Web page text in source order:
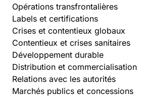
Opérations transfrontalières
Labels et certifications
Crises et contentieux globaux
Contentieux et crises sanitaires
Développement durable
Distribution et commercialisation
Relations avec les autorités
Marchés publics et concessions